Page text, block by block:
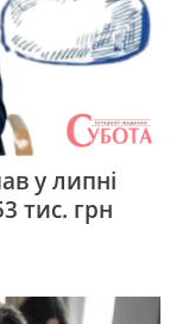
у липні
тис. грн